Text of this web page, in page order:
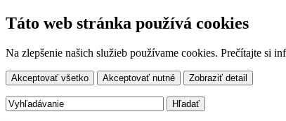
Táto web stránka používá cookies
Na zlepšenie našich služieb používame cookies. Prečítajte si
Akceptovať všetko Akceptovať nutné Zobraziť detail